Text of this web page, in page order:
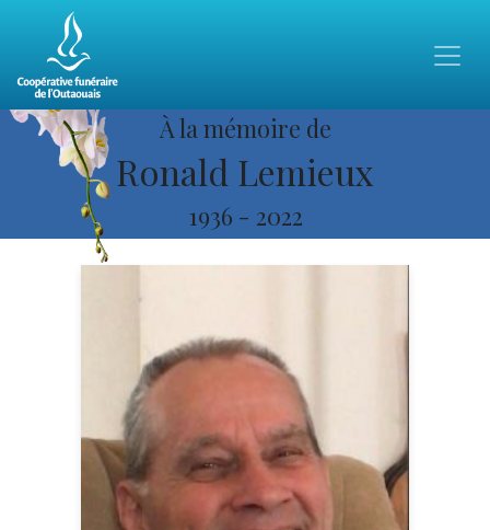
À la mémoire de
Ronald Lemieux
1936 - 2022